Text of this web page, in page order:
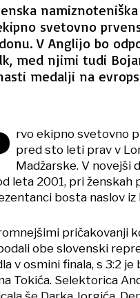
svetovno
V Anglijo bo
med njimi tudi
medalji na
rvo ekipno svetovno
pred sto leti prav v
Madžarske. V novejši
leta 2001, pri ženskah
bosta naslov
pričakovanji
obe slovenski
v osmini finala, s 3:2
Tokića. Selektorica